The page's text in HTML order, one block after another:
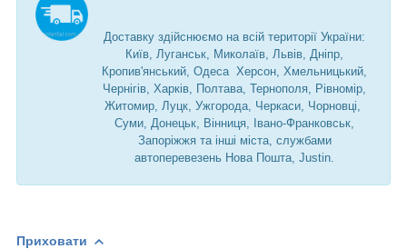
Доставку здійснюємо на всій території України:
Київ, Луганськ, Миколаїв, Львів, Дніпр,
Кропив'янський, Одеса Херсон, Хмельницький,
Чернігів, Харків, Полтава, Тернополя, Рівномір,
Житомир, Луцк, Ужгорода, Черкаси, Чорновці,
Суми, Донецьк, Вінниця, Івано-Франковськ,
Запоріжжя та інші міста, службами
автоперевезень Нова Пошта, Justin.
Приховати